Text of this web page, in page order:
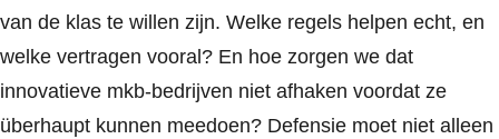
van de klas te willen zijn. Welke regels helpen echt, en
welke vertragen vooral? En hoe zorgen we dat
innovatieve mkb-bedrijven niet afhaken voordat ze
überhaupt kunnen meedoen? Defensie moet niet alleen